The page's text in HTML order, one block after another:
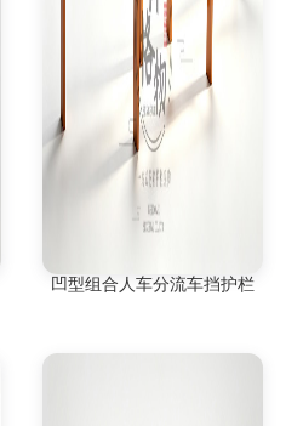
凹型组合人车分流车挡护栏